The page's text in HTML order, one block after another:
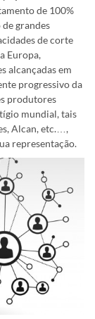
de 100%
grandes
de corte
Europa,
alcançadas em
progressivo da
produtores
mundial, tais
Alcan, etc.…,
representação.